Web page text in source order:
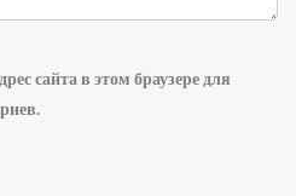
сайта в этом браузере для